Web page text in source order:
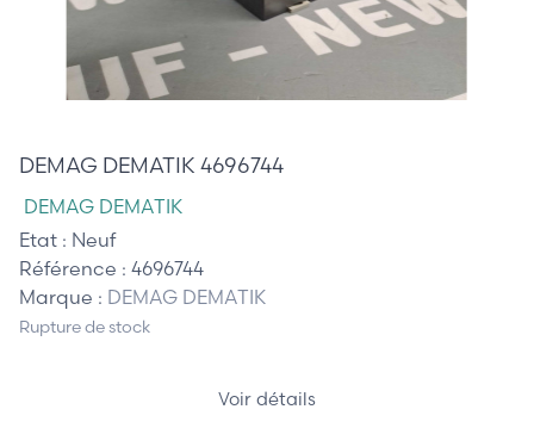
DEMAG DEMATIK 4696744
DEMAG DEMATIK
Etat : Neuf
Référence : 4696744
Marque : DEMAG DEMATIK
Rupture de stock
Voir détails